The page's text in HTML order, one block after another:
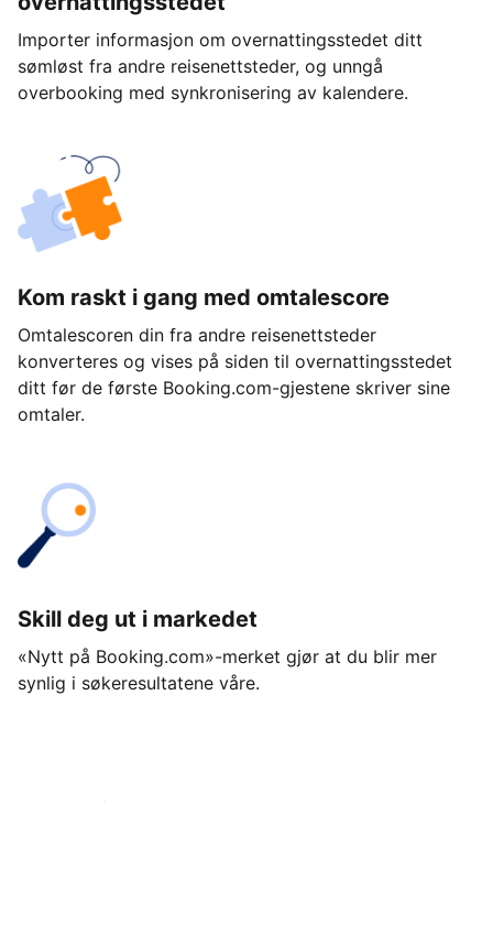
Importer informasjon om overnattingsstedet ditt
sømløst fra andre reisenettsteder, og unngå
overbooking med synkronisering av kalendere.
Kom raskt i gang med omtalescore
Omtalescoren din fra andre reisenettsteder
konverteres og vises på siden til overnattingsstedet
ditt før de første Booking.com-gjestene skriver sine
omtaler.
Skill deg ut i markedet
«Nytt på Booking.com»-merket gjør at du blir mer
synlig i søkeresultatene våre.
Kom i gang i dag